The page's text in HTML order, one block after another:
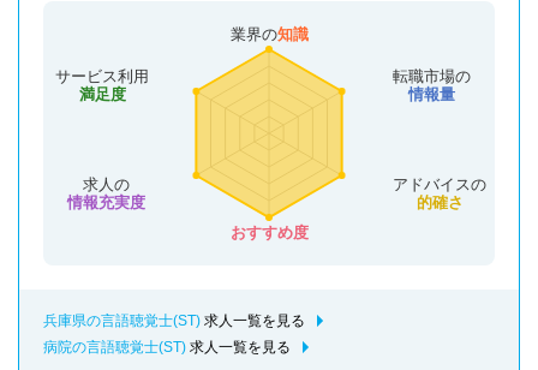
業界の知識
転職市場の
情報量
アドバイスの
的確さ
おすすめ度
サービス利用
満足度
求人の
情報充実度
兵庫県の言語聴覚士(ST) 求人一覧を見る
病院の言語聴覚士(ST) 求人一覧を見る